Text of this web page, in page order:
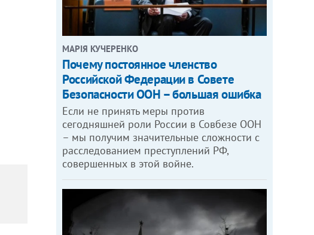
МАРІЯ КУЧЕРЕНКО
​Почему постоянное членство
Российской Федерации в Совете
Безопасности ООН – большая ошибка
Если не принять меры против
сегодняшней роли России в Совбезе ООН
– мы получим значительные сложности с
расследованием преступлений РФ,
совершенных в этой войне.